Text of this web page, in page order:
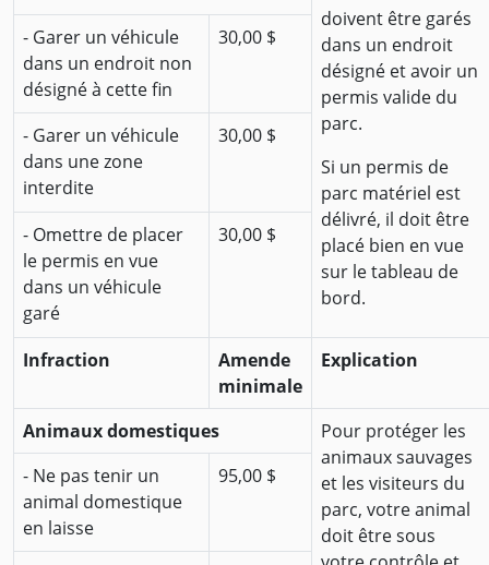
doivent être garés
dans un endroit
désigné et avoir un
permis valide du
parc.
Si un permis de
parc matériel est
délivré, il doit être
placé bien en vue
sur le tableau de
bord.
- Garer un véhicule
dans un endroit non
désigné à cette fin
30,00 $
- Garer un véhicule
dans une zone
interdite
30,00 $
- Omettre de placer
le permis en vue
dans un véhicule
garé
30,00 $
Infraction
Amende
minimale
Explication
Animaux domestiques
Pour protéger les
animaux sauvages
et les visiteurs du
parc, votre animal
doit être sous
- Ne pas tenir un
animal domestique
en laisse
95,00 $